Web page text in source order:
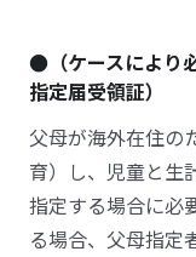
●（ケースにより
指定届受領証）
父母が海外在住の
育）し、児童と生
指定する場合に必
る場合、父母指定